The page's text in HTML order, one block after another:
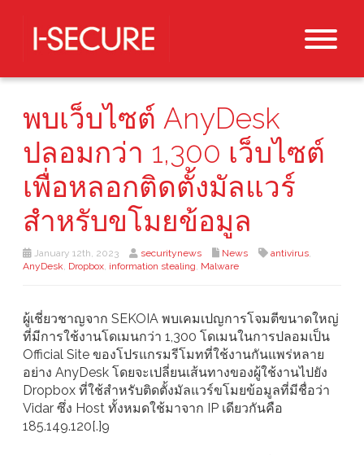
พบเว็บไซต์ AnyDesk
ปลอมกว่า 1,300 เว็บไซต์
เพื่อหลอกติดตั้งมัลแวร์
สำหรับขโมยข้อมูล
January 12th, 2023 securitynews News antivirus,
AnyDesk, Dropbox, information stealing, Malware
ผู้เชี่ยวชาญจาก SEKOIA พบเคมเปญการโจมตีขนาดใหญ่
ที่มีการใช้งานโดเมนกว่า 1,300 โดเมนในการปลอมเป็น
Official Site ของโปรแกรมรีโมทที่ใช้งานกันแพร่หลาย
อย่าง AnyDesk โดยจะเปลี่ยนเส้นทางของผู้ใช้งานไปยัง
Dropbox ที่ใช้สำหรับติดตั้งมัลแวร์ขโมยข้อมูลที่มีชื่อว่า
Vidar ซึ่ง Host ทั้งหมดใช้มาจาก IP เดียวกันคือ
185.149.120[.]9